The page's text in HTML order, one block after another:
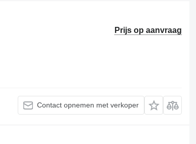
Prijs op aanvraag
Contact opnemen met verkoper